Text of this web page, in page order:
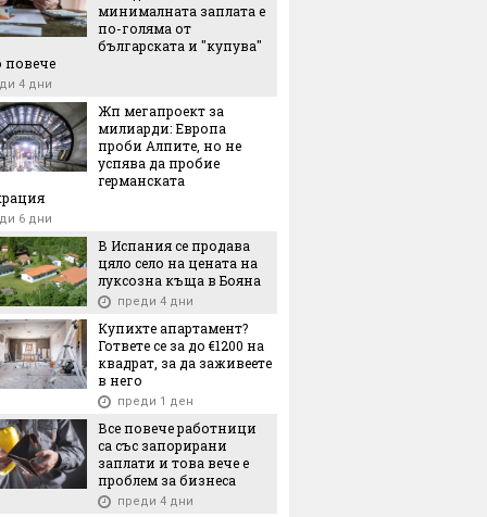
и спешно реагиране
1 ден
минималната заплата е
по-голяма от
българската и "купува"
повече
4 дни
Жп мегапроект за
милиарди: Европа
проби Алпите, но не
успява да пробие
германската
6 дни
В Испания се продава
цяло село на цената на
луксозна къща в Бояна
преди 4 дни
Купихте апартамент?
Гответе се за до €1200 на
квадрат, за да заживеете
в него
преди 1 ден
Все повече работници
са със запорирани
заплати и това вече е
проблем за бизнеса
преди 4 дни